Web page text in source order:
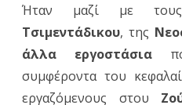
Ήταν μαζί με τους
Τσιμεντάδικου, της
άλλα εργοστάσια
συμφέροντα του
εργαζόμενους στου